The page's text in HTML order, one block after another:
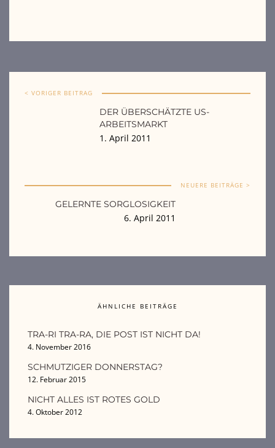
< VORIGER BEITRAG
DER ÜBERSCHÄTZTE US-
ARBEITSMARKT
1. April 2011
NEUERE BEITRÄGE >
GELERNTE SORGLOSIGKEIT
6. April 2011
ÄHNLICHE BEITRÄGE
TRA-RI TRA-RA, DIE POST IST NICHT DA!
4. November 2016
SCHMUTZIGER DONNERSTAG?
12. Februar 2015
NICHT ALLES IST ROTES GOLD
4. Oktober 2012